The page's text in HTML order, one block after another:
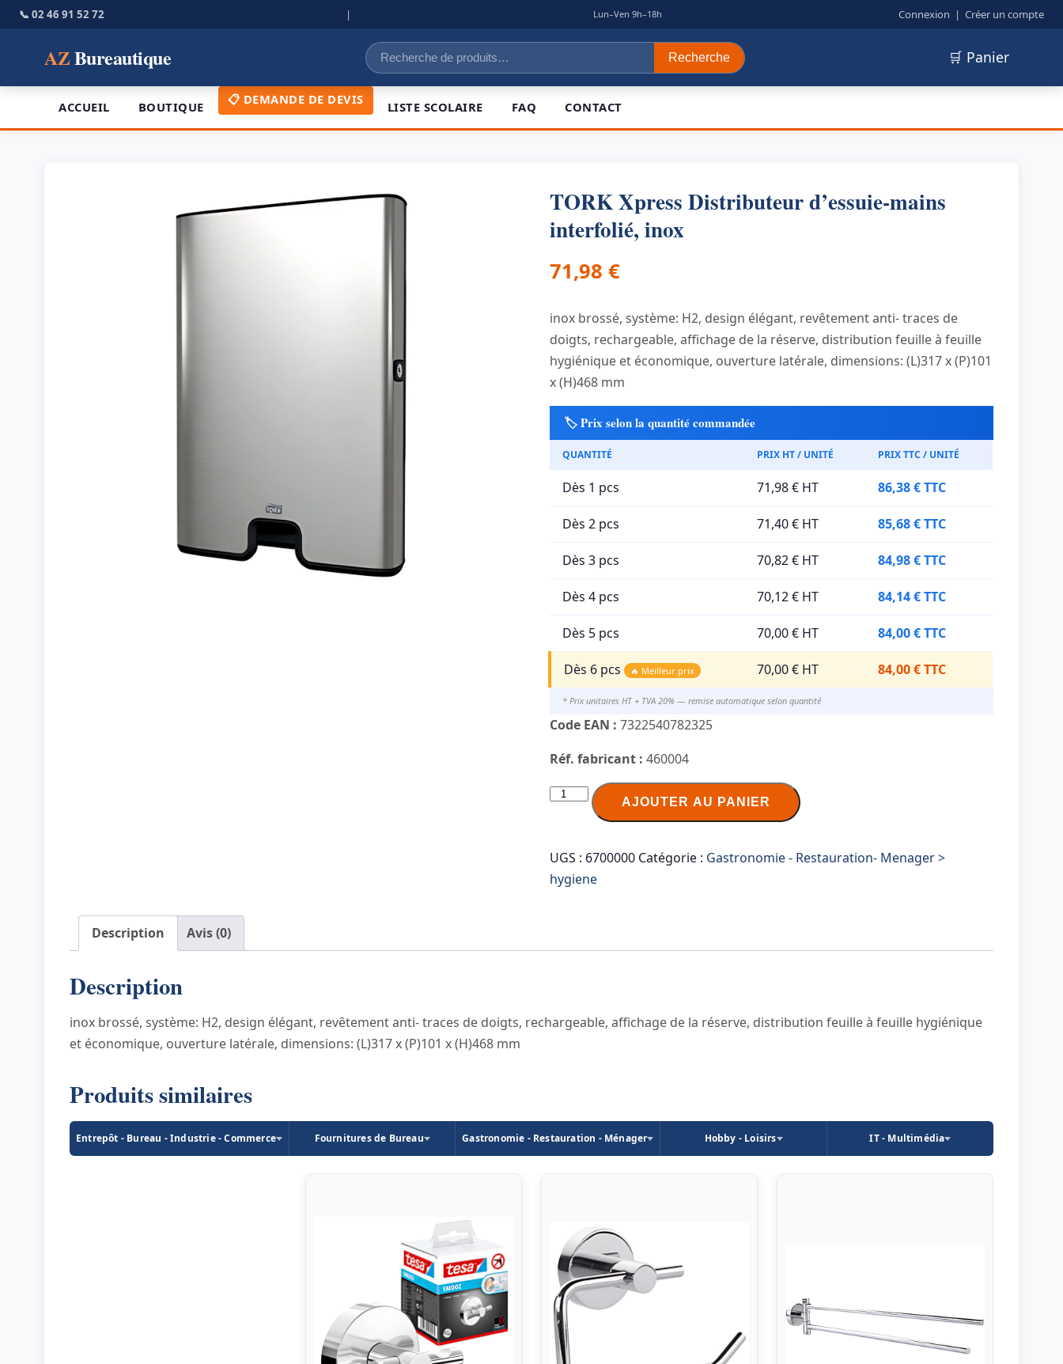
📞 02 46 91 52 72 | Lun–Ven 9h–18h Connexion | Créer un compte
AZBureautique
Recherche
pour :
Recherche 🛒 Panier
ACCUEIL BOUTIQUE 📋 DEMANDE DE DEVIS LISTE SCOLAIRE FAQ CONTACT
TORK Xpress Distributeur d’essuie-mains
interfolié, inox
71,98€
inox brossé, système: H2, design élégant, revêtement anti- traces de
doigts, rechargeable, affichage de la réserve, distribution feuille à feuille
hygiénique et économique, ouverture latérale, dimensions: (L)317 x (P)101
x (H)468 mm
🏷️ Prix selon la quantité commandée
QUANTITÉ PRIX HT / UNITÉ PRIX TTC / UNITÉ
Dès 1 pcs 71,98 € HT 86,38 € TTC
Dès 2 pcs 71,40 € HT 85,68 € TTC
Dès 3 pcs 70,82 € HT 84,98 € TTC
Dès 4 pcs 70,12 € HT 84,14 € TTC
Dès 5 pcs 70,00 € HT 84,00 € TTC
Dès 6 pcs 🔥 Meilleur prix 70,00 € HT 84,00 € TTC
* Prix unitaires HT + TVA 20% — remise automatique selon quantité
Code EAN : 7322540782325
Réf. fabricant : 460004
quantité
Xpress
Distributeur
AJOUTER AU PANIER
UGS : 6700000 Catégorie : Gastronomie - Restauration- Menager >
hygiene
Description Avis (0)
Description
inox brossé, système: H2, design élégant, revêtement anti- traces de doigts, rechargeable, affichage de la réserve, distribution feuille à feuille hygiénique
et économique, ouverture latérale, dimensions: (L)317 x (P)101 x (H)468 mm
Produits similaires
Entrepôt - Bureau - Industrie - Commerce Fournitures de Bureau Gastronomie - Restauration - Ménager Hobby - Loisirs IT - Multimédia